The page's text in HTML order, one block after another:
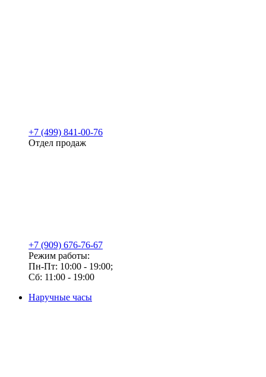
+7 (499) 841-00-76
Отдел продаж
+7 (909) 676-76-67
Режим работы:
Пн-Пт: 10:00 - 19:00;
Сб: 11:00 - 19:00
Наручные часы